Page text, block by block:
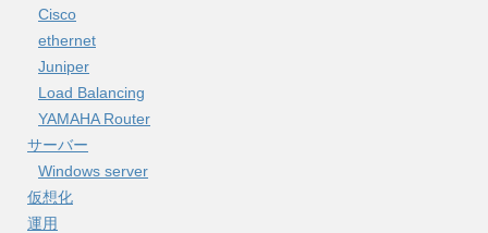
Cisco
ethernet
Juniper
Load Balancing
YAMAHA Router
サーバー
Windows server
仮想化
運用